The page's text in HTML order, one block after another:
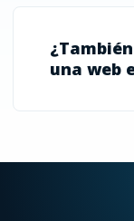
una web